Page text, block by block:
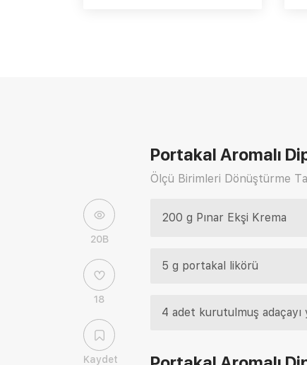
20B
18
Kaydet
Portakal Aromalı
Ölçü Birimleri Dönüştürme
200 g Pınar Ekşi Krema
5 g portakal likörü
4 adet kurutulmuş adaçayı